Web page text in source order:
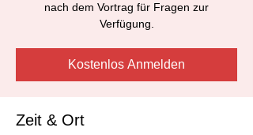
nach dem Vortrag für Fragen zur
Verfügung.
Kostenlos Anmelden
Zeit & Ort